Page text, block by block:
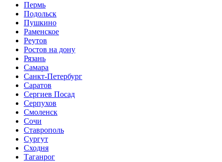
Пермь
Подольск
Пушкино
Раменское
Реутов
Ростов на дону
Рязань
Самара
Санкт-Петербург
Саратов
Сергиев Посад
Серпухов
Смоленск
Сочи
Ставрополь
Сургут
Сходня
Таганрог